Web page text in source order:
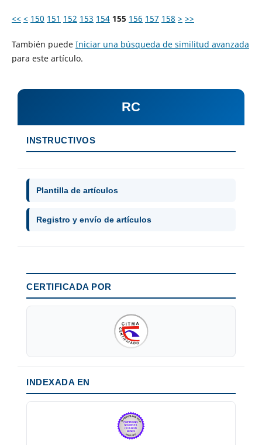
<< < 150 151 152 153 154 155 156 157 158 > >>
También puede Iniciar una búsqueda de similitud avanzada
para este artículo.
RC
INSTRUCTIVOS
Plantilla de artículos
Registro y envío de artículos
CERTIFICADA POR
INDEXADA EN